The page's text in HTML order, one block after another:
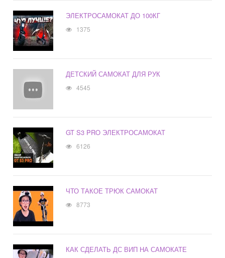
ЭЛЕКТРОСАМОКАТ ДО 100КГ
1375
ДЕТСКИЙ САМОКАТ ДЛЯ РУК
4545
GT S3 PRO ЭЛЕКТРОСАМОКАТ
6126
ЧТО ТАКОЕ ТРЮК САМОКАТ
8773
КАК СДЕЛАТЬ ДС ВИП НА САМОКАТЕ